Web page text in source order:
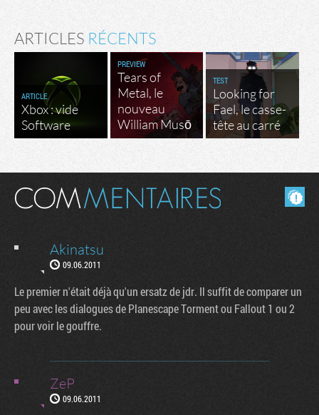
ARTICLES RÉCENTS
ARTICLE
Xbox : vide
Software
PREVIEW
Tears of
Metal, le
nouveau
William Musō
TEST
Looking for
Fael, le casse-
tête au carré
Masquer les commentaires lus.
Akinatsu
09.06.2011
Le premier n'était déjà qu'un ersatz de jdr. Il suffit de comparer un
peu avec les dialogues de Planescape Torment ou Fallout 1 ou 2
pour voir le gouffre.
ZeP
09.06.2011